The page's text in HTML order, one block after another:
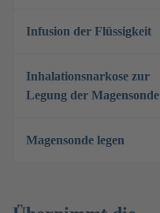
Infusion der Flüssigkeit
Inhalationsnarkose zur
Legung der Magensonde
Magensonde legen